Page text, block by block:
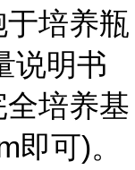
培养瓶
说明书
全培养基
即可)。